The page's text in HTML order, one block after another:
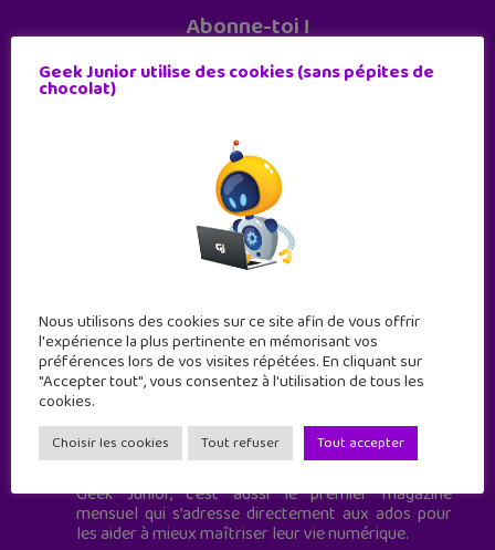
Abonne-toi !
11 numéros par an
Geek Junior est le premier site de culture numérique
à destination des adolescents.
Geek Junior, c’est aussi le premier magazine
mensuel qui s’adresse directement aux ados pour
les aider à mieux maîtriser leur vie numérique.
Geek Junior utilise des cookies (sans pépites de
chocolat)
Nous utilisons des cookies sur ce site afin de vous offrir
l'expérience la plus pertinente en mémorisant vos
préférences lors de vos visites répétées. En cliquant sur
"Accepter tout", vous consentez à l'utilisation de tous les
cookies.
Choisir les cookies Tout refuser Tout accepter